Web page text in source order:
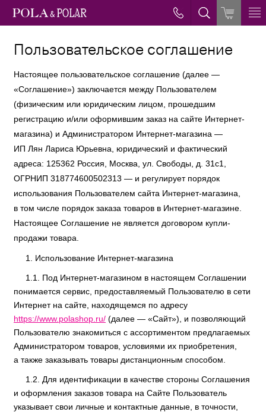
Пользовательское соглашение
Настоящее пользовательское соглашение (далее —
«Соглашение») заключается между Пользователем
(физическим или юридическим лицом, прошедшим
регистрацию и/или оформившим заказ на сайте Интернет-
магазина) и Администратором Интернет-магазина —
ИП Лян Лариса Юрьевна, юридический и фактический
адреса: 125362 Россия, Москва, ул. Свободы, д. 31с1,
ОГРНИП 318774600502313 — и регулирует порядок
использования Пользователем сайта Интернет-магазина,
в том числе порядок заказа товаров в Интернет-магазине.
Настоящее Соглашение не является договором купли-
продажи товара.
Использование Интернет-магазина
Под Интернет-магазином в настоящем Соглашении
понимается сервис, предоставляемый Пользователю в сети
Интернет на сайте, находящемся по адресу
https://www.polashop.ru/ (далее — «Сайт»), и позволяющий
Пользователю знакомиться с ассортиментом предлагаемых
Администратором товаров, условиями их приобретения,
а также заказывать товары дистанционным способом.
Для идентификации в качестве стороны Соглашения
и оформления заказов товара на Сайте Пользователь
указывает свои личные и контактные данные, в точности,